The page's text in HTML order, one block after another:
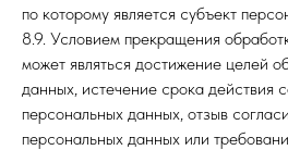
по которому является субъект
8.9. Условием прекращения
может являться достижение целей
данных, истечение срока действия
персональных данных, отзыв
персональных данных или